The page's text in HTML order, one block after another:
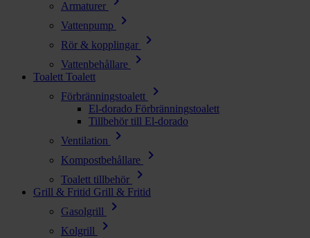
Armaturer
Vattenpump chevron_right
Rör & kopplingar chevron_right
Vattenbehållare chevron_right
Toalett Toalett
Förbränningstoalett
chevron_right
El-dorado Förbränningstoalett
Tillbehör till El-dorado
Ventilation
chevron_right
Kompostbehållare chevron_right
Toalett tillbehör chevron_right
Grill & Fritid Grill & Fritid
Gasolgrill
chevron_right
Kolgrill chevron_right